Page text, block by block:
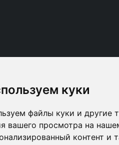
куки
файлы куки и другие
вашего просмотра на
контент и